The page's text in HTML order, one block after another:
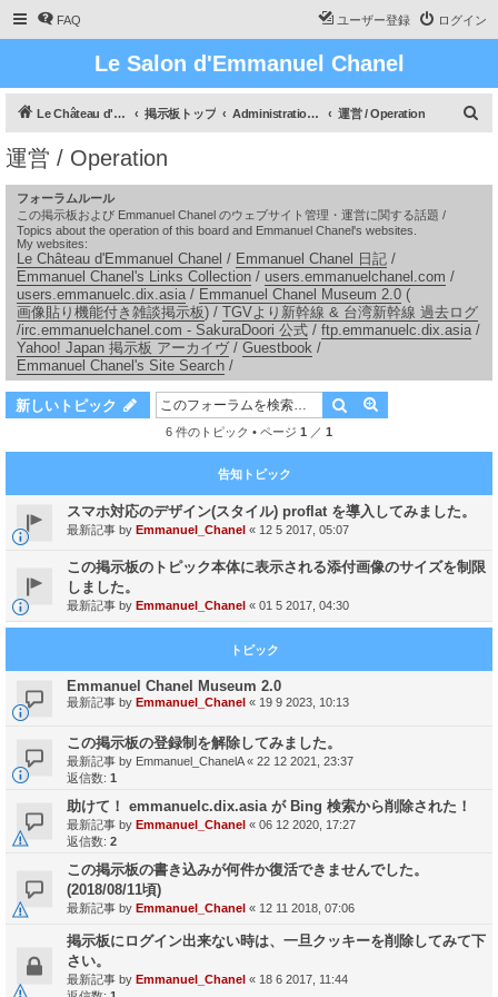
FAQ ログイン
ユーザー登録
Le Salon d'Emmanuel Chanel
Le Château d'Emmanuel Chanel 掲示板トップ Administration / 管理 運営 / Operation
運営 / Operation
フォーラムルール
この掲示板および Emmanuel Chanel のウェブサイト管理・運営に関する話題 /
Topics about the operation of this board and Emmanuel Chanel's websites.
My websites:
Le Château d'Emmanuel Chanel / Emmanuel Chanel 日記 /
Emmanuel Chanel's Links Collection / users.emmanuelchanel.com /
users.emmanuelc.dix.asia/ Emmanuel Chanel Museum 2.0 (
画像貼り機能付き雑談掲示板) / TGVより新幹線 & 台湾新幹線 過去ログ
/irc.emmanuelchanel.com - SakuraDoori 公式 / ftp.emmanuelc.dix.asia/
Yahoo! Japan 掲示板 アーカイヴ/ Guestbook /
Emmanuel Chanel's Site Search /
新しいトピック 検索
6 件のトピック • ページ 1 ／ 1
告知トピック
スマホ対応のデザイン(スタイル) proflat を導入してみました。
最新記事 by Emmanuel_Chanel « 12 5 2017, 05:07
この掲示板のトピック本体に表示される添付画像のサイズを制限
しました。
最新記事 by Emmanuel_Chanel « 01 5 2017, 04:30
トピック
Emmanuel Chanel Museum 2.0
最新記事 by Emmanuel_Chanel « 19 9 2023, 10:13
この掲示板の登録制を解除してみました。
最新記事 by Emmanuel_ChanelA« 22 12 2021, 23:37
返信数: 1
助けて！ emmanuelc.dix.asia が Bing 検索から削除された！
最新記事 by Emmanuel_Chanel « 06 12 2020, 17:27
返信数: 2
この掲示板の書き込みが何件か復活できませんでした。
(2018/08/11頃)
最新記事 by Emmanuel_Chanel « 12 11 2018, 07:06
掲示板にログイン出来ない時は、一旦クッキーを削除してみて下
さい。
最新記事 by Emmanuel_Chanel « 18 6 2017, 11:44